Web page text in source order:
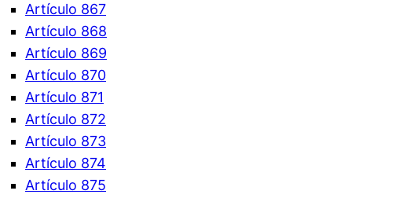
Artículo 867
Artículo 868
Artículo 869
Artículo 870
Artículo 871
Artículo 872
Artículo 873
Artículo 874
Artículo 875